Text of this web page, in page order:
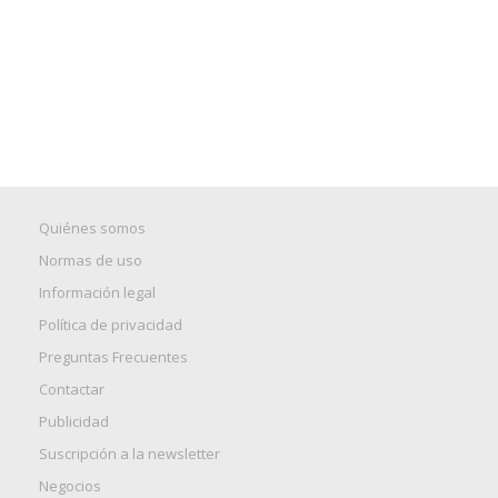
Quiénes somos
Normas de uso
Información legal
Política de privacidad
Preguntas Frecuentes
Contactar
Publicidad
Suscripción a la newsletter
Negocios